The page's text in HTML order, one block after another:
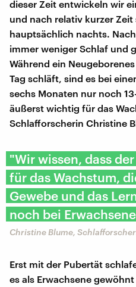
dieser Zeit entwickeln wir
und nach relativ kurzer
hauptsächlich nachts.
immer weniger Schlaf und
Während ein
Tag schläft, sind es bei
sechs Monaten nur noch
äußerst wichtig für das
Schlafforscherin Christine
"Wir wissen, dass
für das Wachstum,
Gewebe und das
noch bei
Christine Blume,
Erst mit der Pubertät
es als Erwachsene